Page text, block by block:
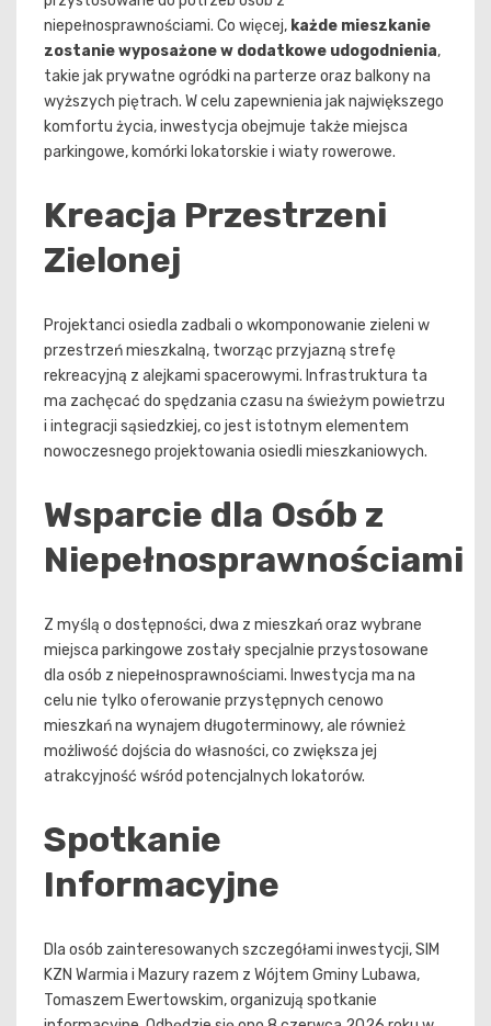
niepełnosprawnościami. Co więcej, każde mieszkanie
zostanie wyposażone w dodatkowe udogodnienia,
takie jak prywatne ogródki na parterze oraz balkony na
wyższych piętrach. W celu zapewnienia jak największego
komfortu życia, inwestycja obejmuje także miejsca
parkingowe, komórki lokatorskie i wiaty rowerowe.
Kreacja Przestrzeni
Zielonej
Projektanci osiedla zadbali o wkomponowanie zieleni w
przestrzeń mieszkalną, tworząc przyjazną strefę
rekreacyjną z alejkami spacerowymi. Infrastruktura ta
ma zachęcać do spędzania czasu na świeżym powietrzu
i integracji sąsiedzkiej, co jest istotnym elementem
nowoczesnego projektowania osiedli mieszkaniowych.
Wsparcie dla Osób z
Niepełnosprawnościami
Z myślą o dostępności, dwa z mieszkań oraz wybrane
miejsca parkingowe zostały specjalnie przystosowane
dla osób z niepełnosprawnościami. Inwestycja ma na
celu nie tylko oferowanie przystępnych cenowo
mieszkań na wynajem długoterminowy, ale również
możliwość dojścia do własności, co zwiększa jej
atrakcyjność wśród potencjalnych lokatorów.
Spotkanie
Informacyjne
Dla osób zainteresowanych szczegółami inwestycji, SIM
KZN Warmia i Mazury razem z Wójtem Gminy Lubawa,
Tomaszem Ewertowskim, organizują spotkanie